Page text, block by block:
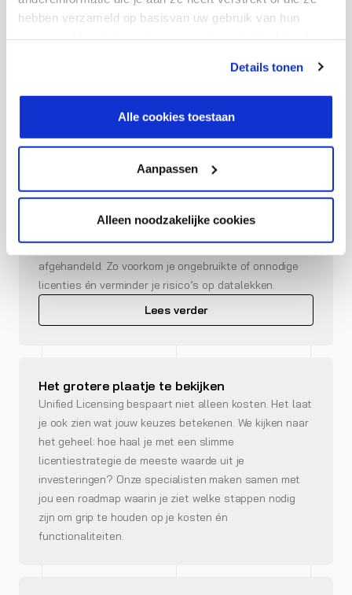
hebben verzameld op basisvan uw gebruik van hun
aanpassen via de CO-knop linksonder. Lees meer over
hoe wij jouw gegevensverwerken in onze privacy- en
Details tonen
Alle cookies toestaan
Aanpassen
Alleen noodzakelijke cookies
medewerker precies de tools krijgt die hij of zij nodig
heeft. Geen overbodige kosten door te ruime licenties,
Zo verhoog je de productiviteit én bespaar je kosten.
Je on- en offboarding te optimaliseren
Niet-gelicentieerdeOneDrive-accountsvan ex-
medewerkers brengen straks extra kosten met zich
mee. Unified Licensing helpt je bij het on- en
toegang tot de juiste tools, terwijl we zorgen dat data
van vertrekkende medewerkers netjes wordt
afgehandeld. Zo voorkom je ongebruikte of onnodige
licenties én verminder je risico’s op datalekken.
Lees verder
Het grotere plaatje te bekijken
Unified Licensing bespaart niet alleen kosten. Het laat
je ook zien wat jouw keuzes betekenen. We kijken naar
het geheel: hoe haal je met een slimme
licentiestrategie de meeste waarde uit je
investeringen? Onze specialisten maken samen met
jou een roadmap waarin je ziet welke stappen nodig
zijn om grip te houden op je kosten én
functionaliteiten.